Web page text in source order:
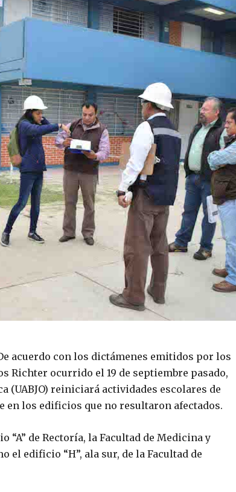
acuerdo con los dictámenes emitidos por los
Richter ocurrido el 19 de septiembre pasado,
(UABJO) reiniciará actividades escolares de
en los edificios que no resultaron afectados.
“A” de Rectoría, la Facultad de Medicina y
el edificio “H”, ala sur, de la Facultad de